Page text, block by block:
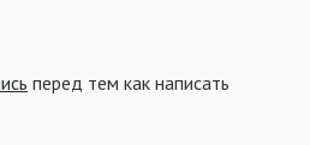
что сращиваемый
достижения максимальной
перед тем как написать